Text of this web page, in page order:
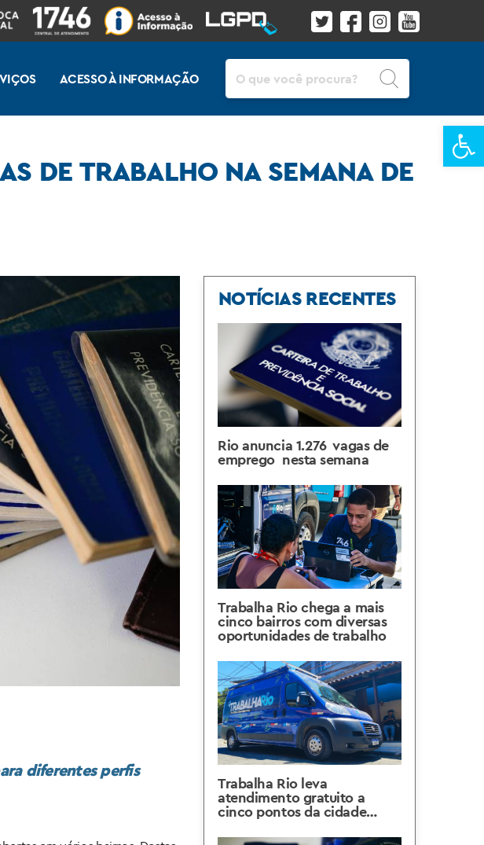
ACESSO À INFORMAÇÃO
DE TRABALHO NA SEMANA DE
diferentes perfis
NOTÍCIAS RECENTES
Rio anuncia 1.276 vagas de
emprego nesta semana
Trabalha Rio chega a mais
cinco bairros com diversas
oportunidades de trabalho
Trabalha Rio leva
atendimento gratuito a
cinco pontos da cidade
agosto